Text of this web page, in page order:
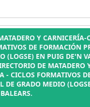
Y CARNICERÍA-
DE FORMACIÓN
(LOGSE) EN PUIG DE'N
DE MATADERO
- CICLOS FORMATIVOS
DE GRADO MEDIO